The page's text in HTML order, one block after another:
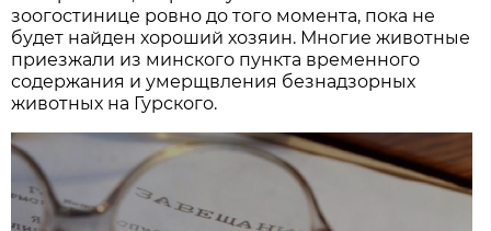
зоогостинице ровно до того момента, пока не
будет найден хороший хозяин. Многие животные
приезжали из минского пункта временного
содержания и умерщвления безнадзорных
животных на Гурского.